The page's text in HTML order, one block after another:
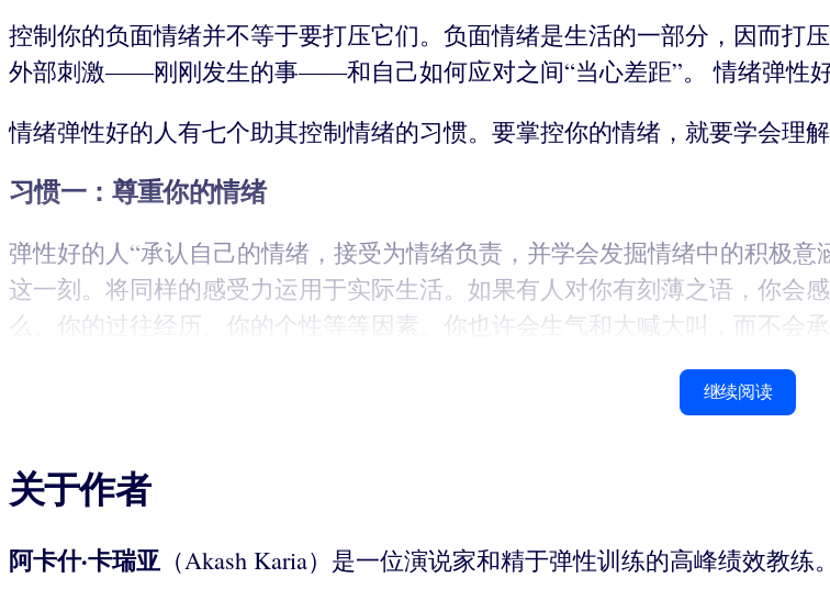
控制你的负面情绪并不等于要打压它们。负面情绪是生活的一部分，因而打
外部刺激——刚刚发生的事——和自己如何应对之间“当心差距”。 情绪弹性好
情绪弹性好的人有七个助其控制情绪的习惯。要掌控你的情绪，就要学会理
习惯一：尊重你的情绪
弹性好的人“承认自己的情绪，接受为情绪负责，并学会发掘情绪中的积极
这一刻。将同样的感受力运用于实际生活。如果有人对你有刻薄之语，你会
么、你的过往经历、你的个性等等因素。你也许会生气和大喊大叫，而不会承
继续阅读
关于作者
阿卡什·卡瑞亚 （Akash Karia）是一位演说家和精于弹性训练的高峰绩效教练